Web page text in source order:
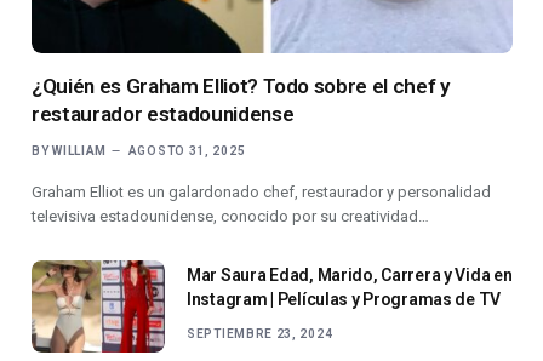
¿Quién es Graham Elliot? Todo sobre el chef y
restaurador estadounidense
BY WILLIAM AGOSTO 31, 2025
Graham Elliot es un galardonado chef, restaurador y personalidad
televisiva estadounidense, conocido por su creatividad…
Mar Saura Edad, Marido, Carrera y Vida en
Instagram | Películas y Programas de TV
SEPTIEMBRE 23, 2024